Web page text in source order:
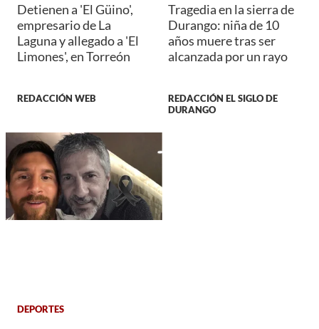
Detienen a 'El Güino',
empresario de La
Laguna y allegado a 'El
Limones', en Torreón
REDACCIÓN WEB
Tragedia en la sierra de
Durango: niña de 10
años muere tras ser
alcanzada por un rayo
REDACCIÓN EL SIGLO DE
DURANGO
DEPORTES